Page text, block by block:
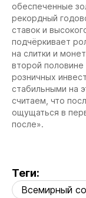
обеспеченные
рекордный
ставок и
подчёркивает
на слитки и
второй половине
розничных
стабильными на
считаем, что
ощущаться в
после».
Теги:
Всемирный